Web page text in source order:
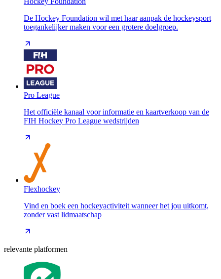
De Hockey Foundation wil met haar aanpak de hockeysport
toegankelijker maken voor een grotere doelgroep.
Pro League
Het officiële kanaal voor informatie en kaartverkoop van de
FIH Hockey Pro League wedstrijden
Flexhockey
Vind en boek een hockeyactiviteit wanneer het jou uitkomt,
zonder vast lidmaatschap
relevante platformen